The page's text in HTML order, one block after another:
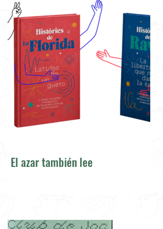
El azar también lee